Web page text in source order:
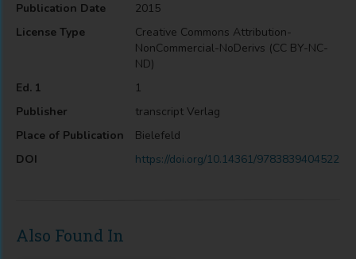
Publication Date
2015
License Type
Creative Commons Attribution-
NonCommercial-NoDerivs (CC BY-NC-
ND)
Ed. 1
1
Publisher
transcript Verlag
Place of Publication
Bielefeld
DOI
https://doi.org/10.14361/9783839404522
Also Found In